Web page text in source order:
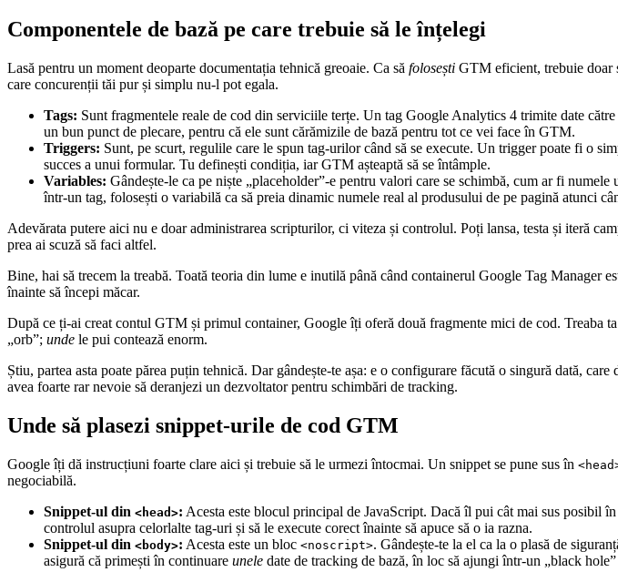
Componentele de bază pe care trebuie să le înțelegi
Lasă pentru un moment deoparte documentația tehnică greoaie. Ca să folosești GTM eficient, trebuie doar
care concurenții tăi pur și simplu nu-l pot egala.
Tags: Sunt fragmentele reale de cod din serviciile terțe. Un tag Google Analytics 4 trimite date
un bun punct de plecare, pentru că ele sunt cărămizile de bază pentru tot ce vei face în GTM.
Triggers: Sunt, pe scurt, regulile care le spun tag-urilor când să se execute. Un trigger poate fi o
succes a unui formular. Tu definești condiția, iar GTM așteaptă să se întâmple.
Variables: Gândește-le ca pe niște „placeholder”-e pentru valori care se schimbă, cum ar fi
într-un tag, folosești o variabilă ca să preia dinamic numele real al produsului de pe pagină atunci
Adevărata putere aici nu e doar administrarea scripturilor, ci viteza și controlul. Poți lansa, testa și iteră
prea ai scuză să faci altfel.
Bine, hai să trecem la treabă. Toată teoria din lume e inutilă până când containerul Google Tag Manager
înainte să începi măcar.
După ce ți-ai creat contul GTM și primul container, Google îți oferă două fragmente mici de cod.
„orb”; unde le pui contează enorm.
Știu, partea asta poate părea puțin tehnică. Dar gândește-te așa: e o configurare făcută o singură dată,
avea foarte rar nevoie să deranjezi un dezvoltator pentru schimbări de tracking.
Unde să plasezi snippet-urile de cod GTM
Google îți dă instrucțiuni foarte clare aici și trebuie să le urmezi întocmai. Un snippet se pune sus în
negociabilă.
Snippet-ul din <head>: Acesta este blocul principal de JavaScript. Dacă îl pui cât mai sus posibil în
controlul asupra celorlalte tag-uri și să le execute corect înainte să apuce să o ia razna.
Snippet-ul din <body>: Acesta este un bloc <noscript>. Gândește-te la el ca la o plasă de
asigură că primești în continuare unele date de tracking de bază, în loc să ajungi într-un „black